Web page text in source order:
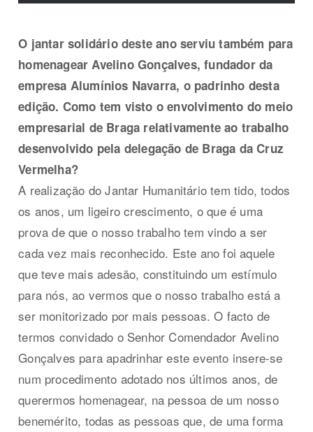
O jantar solidário deste ano serviu também para
homenagear Avelino Gonçalves, fundador da
empresa Alumínios Navarra, o padrinho desta
edição. Como tem visto o envolvimento do meio
empresarial de Braga relativamente ao trabalho
desenvolvido pela delegação de Braga da Cruz
Vermelha?
A realização do Jantar Humanitário tem tido, todos
os anos, um ligeiro crescimento, o que é uma
prova de que o nosso trabalho tem vindo a ser
cada vez mais reconhecido. Este ano foi aquele
que teve mais adesão, constituindo um estímulo
para nós, ao vermos que o nosso trabalho está a
ser monitorizado por mais pessoas. O facto de
termos convidado o Senhor Comendador Avelino
Gonçalves para apadrinhar este evento insere-se
num procedimento adotado nos últimos anos, de
querermos homenagear, na pessoa de um nosso
benemérito, todas as pessoas que, de uma forma